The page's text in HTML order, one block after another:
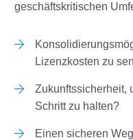
geschäftskritischen
Lizenzkosten zu
Zukunftssicherheit,
Schritt zu halten?
Einen sicheren